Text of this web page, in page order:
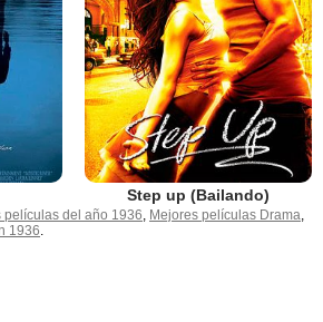
Step up (Bailando)
películas del año 1936, Mejores películas Drama,
1936.